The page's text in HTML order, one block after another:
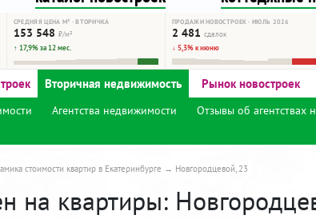
СРЕДНЯЯ ЦЕНА М² · ВТОРИЧКА
153 548 ₽/м²
↑ 17,9% за 12 мес.
ПРОДАЖИ НОВОСТРОЕК · ИЮЛЬ 2026
2 481 сделок
↓ 5,3% к июню
Вторичная недвижимость Рынок новостроек
Агентства недвижимости Отзывы об агентствах
стоимости квартир в Екатеринбурге Новгородцевой, 23
на квартиры: